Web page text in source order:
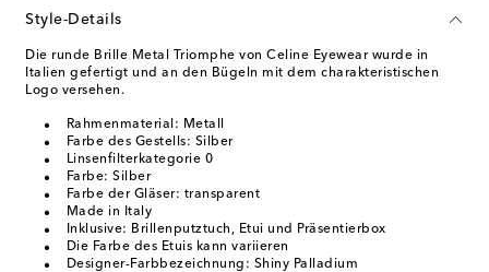
Style-Details
Die runde Brille Metal Triomphe von Celine Eyewear wurde in
Italien gefertigt und an den Bügeln mit dem charakteristischen
Logo versehen.
Rahmenmaterial: Metall
Farbe des Gestells: Silber
Linsenfilterkategorie 0
Farbe: Silber
Farbe der Gläser: transparent
Made in Italy
Inklusive: Brillenputztuch, Etui und Präsentierbox
Die Farbe des Etuis kann variieren
Designer-Farbbezeichnung: Shiny Palladium